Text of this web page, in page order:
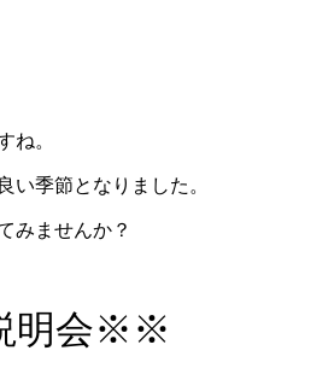
ね。
い季節となりました。
みませんか？
明会※※